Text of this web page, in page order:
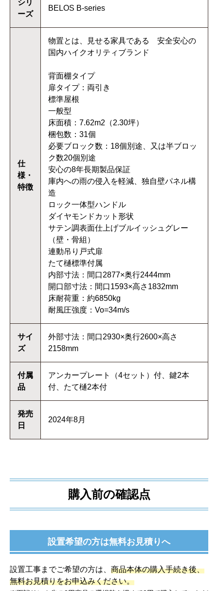
シリ
ーズ
BELOS B-series
仕
様・
特徴
物置とは、見せる家具である 安全安心の
国内ハイクオリティブランド
背面棚タイプ
扉タイプ：両引き
標準屋根
一般型
床面積：7.62m2（2.30坪）
梱包数：31個
必要ブロック数：18個別途、又は半ブロッ
ク数20個別途
安心の8年長期製品保証
庫内への雨の侵入を軽減、独自壁パネル構
造
ロック一体型ハンドル
ダイヤモンドカット形状
サテン調表面仕上げブルイッシュグレー
（壁・骨組）
連動吊り戸式扉
たて樋標準付属
内部寸法：間口2877×奥行2444mm
開口部寸法：間口1593×高さ1832mm
床耐荷重：約6850kg
耐風圧強度：Vo=34m/s
サイ
ズ
外部寸法：間口2930×奥行2600×高さ
2158mm
付属
品
アンカープレート（4セット）付、鍵2本
付、たて樋2本付
発売
日
2024年8月
購入前の確認点
設置希望の方は無料お見積りへ
設置工事までご希望の方は、 商品本体の購入手続き後、
無料お見積りをお申込みください。